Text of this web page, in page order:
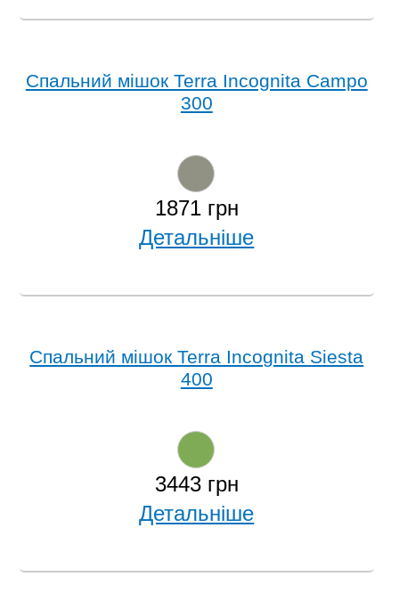
Спальний мішок Terra Incognita Campo
300
1871 грн
Детальніше
Спальний мішок Terra Incognita Siesta
400
3443 грн
Детальніше